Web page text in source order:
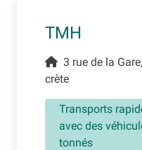
TMH
3 rue de la
crète
Transports
avec des
tonnés